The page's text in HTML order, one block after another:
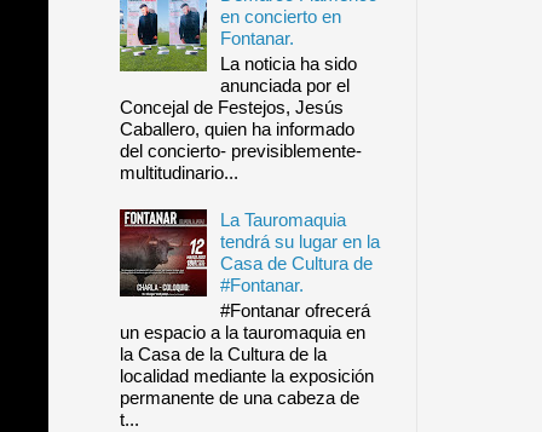
en concierto en
Fontanar.
La noticia ha sido
anunciada por el
Concejal de Festejos, Jesús
Caballero, quien ha informado
del concierto- previsiblemente-
multitudinario...
La Tauromaquia
tendrá su lugar en la
Casa de Cultura de
#Fontanar.
#Fontanar ofrecerá
un espacio a la tauromaquia en
la Casa de la Cultura de la
localidad mediante la exposición
permanente de una cabeza de
t...